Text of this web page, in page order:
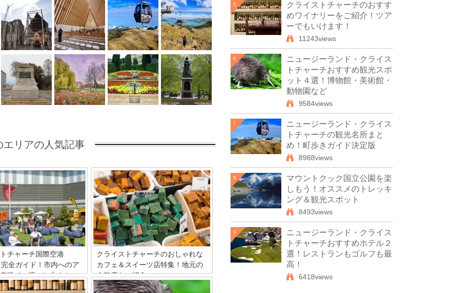
エリアの人気記事
チャーチ国際空港
全ガイド！市内へのア
港での過ごし方まと
クライストチャーチのおしゃれな
カフェ＆スイーツ店特集！地元の
人気店をご紹介
ニュージーランドの南島中央部に位置す
5
クライストチャーチのおすす
めワイナリーをご紹介！ツア
ーでもいけます！
11243views
6
ニュージーランド・クライス
トチャーチおすすめ観光スポ
ット４選！博物館・美術館・
動物園など
9584views
7
ニュージーランド・クライス
トチャーチの観光名所まと
め！町歩きガイド決定版
8988views
8
マウントクック国立公園を楽
しもう！オススメのトレッキ
ング＆観光スポット
8493views
9
ニュージーランド・クライス
トチャーチおすすめホテル２
選！レストランもゴルフも最
高！
6418views